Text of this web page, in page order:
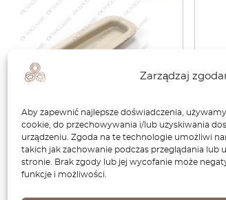
Zarządzaj
Aby zapewnić najlepsze doświadczenia,
cookie, do przechowywania i/lub uzyskiwania
urządzeniu. Zgoda na te technologie umożliwi
takich jak zachowanie podczas przeglądania lub
stronie. Brak zgody lub jej wycofanie może
funkcje i możliwości.
Mitsubishi Eclipse Szyberdach
Uchwyt osłony
przeciwsłonecznej
wykończenie beżowy